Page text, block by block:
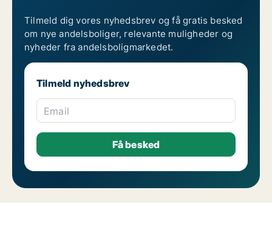
Tilmeld dig vores nyhedsbrev og få gratis besked
om nye andelsboliger, relevante muligheder og
nyheder fra andelsboligmarkedet.
Tilmeld nyhedsbrev
Email